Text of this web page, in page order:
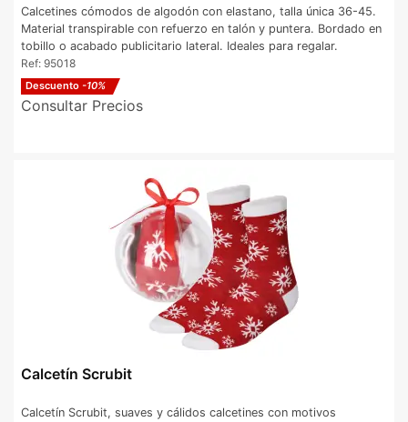
Calcetines cómodos de algodón con elastano, talla única 36-45.
Material transpirable con refuerzo en talón y puntera. Bordado en
tobillo o acabado publicitario lateral. Ideales para regalar.
Ref: 95018
Descuento -10%
Consultar Precios
Calcetín Scrubit
Calcetín Scrubit, suaves y cálidos calcetines con motivos